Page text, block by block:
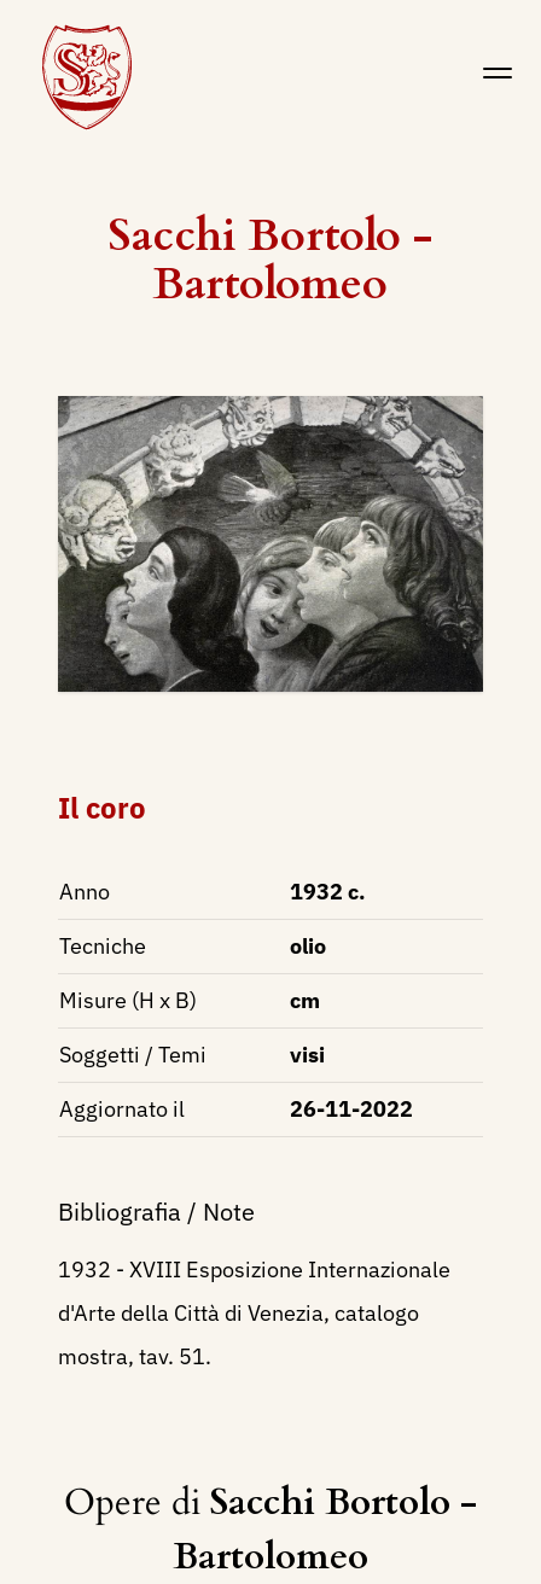
Sacchi Bortolo -
Bartolomeo
Il coro
Anno
1932 c.
Tecniche
olio
Misure (H x B)
cm
Soggetti / Temi
visi
Aggiornato il
26-11-2022
Bibliografia / Note
1932 - XVIII Esposizione Internazionale
d'Arte della Città di Venezia, catalogo
mostra, tav. 51.
Opere diSacchi Bortolo -
Bartolomeo